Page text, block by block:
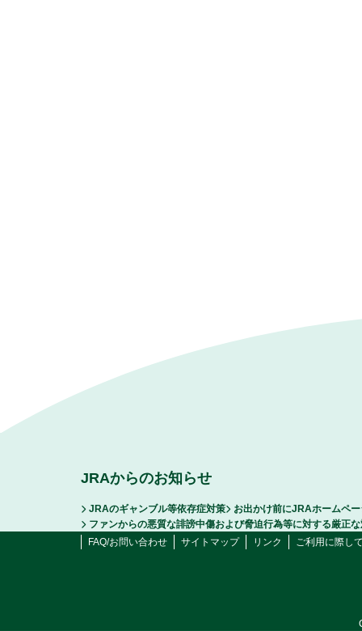
JRAからのお知らせ
JRAのギャンブル等依存症対策
お出かけ前にJRAホームペ
ファンからの悪質な誹謗中傷および脅迫行為等に対する厳正
FAQ/お問い合わせ
サイトマップ リンク ご利用に際し